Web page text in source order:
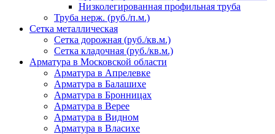
Низколегированная профильная труба
Труба нерж. (руб./п.м.)
Сетка металлическая
Сетка дорожная (руб./кв.м.)
Сетка кладочная (руб./кв.м.)
Арматура в Московской области
Арматура в Апрелевке
Арматура в Балашихе
Арматура в Бронницах
Арматура в Верее
Арматура в Видном
Арматура в Власихе